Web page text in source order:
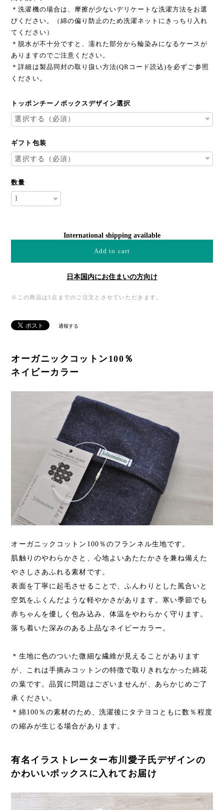
＊洗濯機の場合は、摩擦が少ないデリケートな洗濯方法をお選
びください。（綿の偏り防止のため洗濯ネットにきっちり入れ
てください）
＊脱水が不十分ですと、濡れた部分から輪染みになるケースが
ありますのでご注意ください。
＊詳細は製品同封の取り扱い方法(QRコード読込)を必ずご参照
ください。
トッポンチーノボックスデザイン選択
ギフト包装
数量
International shipping available
Add to cart
日本国内にお住まいの方向け
※この商品は1点までのご注文とさせていただきます。
通報する
オーガニックコットン100％
ネイビーカラー
オーガニックコットン100％のフランネル生地です。
肌触りのやわらかさと、心地よいあたたかさを兼ね備えた
やさしさあふれる素材です。
表面を丁寧に起毛させることで、ふんわりとした風合いと
空気をふくんだような軽やかさがあります。寒い季節でも
赤ちゃんを優しく包み込み、体温をやわらかく守ります。
落ち着いた深みのある上品なネイビーカラー。
＊生地に色のついた微細な繊維が見えることがあります
が、これは手摘みコットンの特徴で取りきれなかった綿花
の葉です。品質に問題はございませんが、あらかじめご了
承ください。
＊綿100％の素材のため、洗濯後にタテヨコともに数％程度
の縮みが生じる場合があります。
有名イラストレーター布川愛子氏デザインの
かわいいボックスに入れてお届け